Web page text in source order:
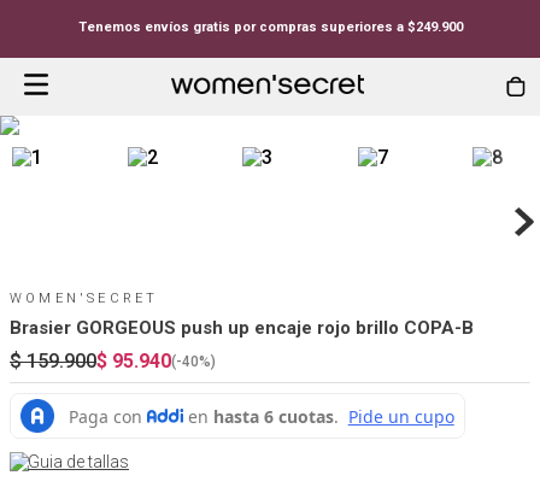
Tenemos envíos gratis por compras superiores a $249.900
WOMEN'SECRET
Brasier GORGEOUS push up encaje rojo brillo COPA-B
$ 159.900$ 95.940(-40%)
Guia de tallas